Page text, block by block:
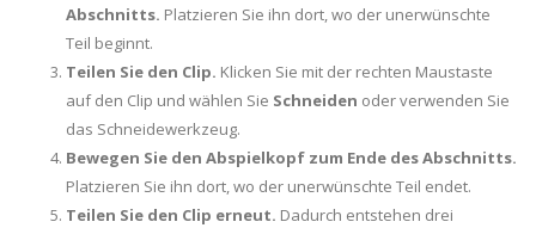
Abschnitts. Platzieren Sie ihn dort, wo der unerwünschte
Teil beginnt.
Teilen Sie den Clip. Klicken Sie mit der rechten Maustaste
auf den Clip und wählen Sie Schneiden oder verwenden Sie
das Schneidewerkzeug.
Bewegen Sie den Abspielkopf zum Ende des Abschnitts.
Platzieren Sie ihn dort, wo der unerwünschte Teil endet.
Teilen Sie den Clip erneut. Dadurch entstehen drei